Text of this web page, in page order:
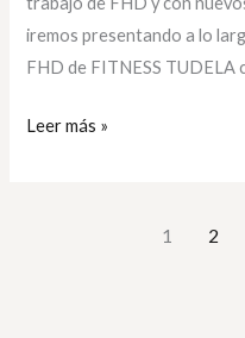
iremos presentando a lo
FHD de FITNESS TUDELA
Leer más »
1 2